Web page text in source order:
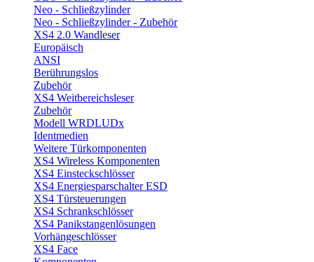
Neo - Schließzylinder
Neo - Schließzylinder - Zubehör
XS4 2.0 Wandleser
Europäisch
ANSI
Berührungslos
Zubehör
XS4 Weitbereichsleser
Zubehör
Modell WRDLUDx
Identmedien
Weitere Türkomponenten
XS4 Wireless Komponenten
XS4 Einsteckschlösser
XS4 Energiesparschalter ESD
XS4 Türsteuerungen
XS4 Schrankschlösser
XS4 Panikstangenlösungen
Vorhängeschlösser
XS4 Face